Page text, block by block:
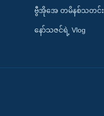
ဗွီအိုအေ တမိနစ်သတင်း
နော်သဇင်ရဲ့ Vlog